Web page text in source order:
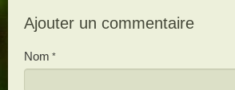
Ajouter un commentaire
Nom